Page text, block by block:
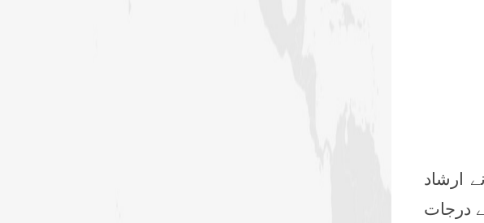
ارشاد
درجات